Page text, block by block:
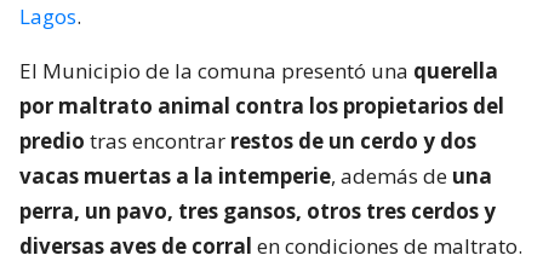
Lagos.
El Municipio de la comuna presentó una querella
por maltrato animal contra los propietarios del
predio tras encontrar restos de un cerdo y dos
vacas muertas a la intemperie, además de una
perra, un pavo, tres gansos, otros tres cerdos y
diversas aves de corral en condiciones de maltrato.